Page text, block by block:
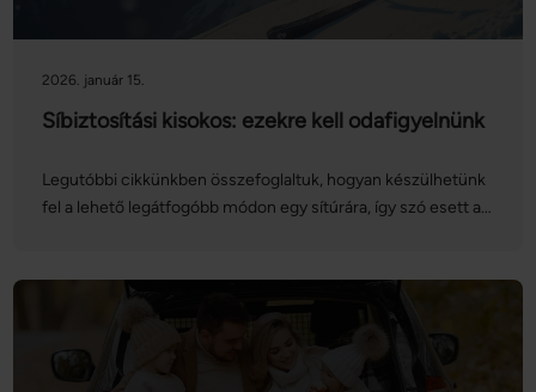
2026. január 15.
Síbiztosítási kisokos: ezekre kell odafigyelnünk
Legutóbbi cikkünkben összefoglaltuk, hogyan készülhetünk
fel a lehető legátfogóbb módon egy sítúrára, így szó esett a
online, mire kell figyelnünk, és mit kell tennünk, ha esetleg